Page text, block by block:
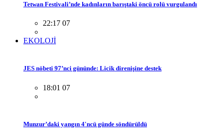
Tetwan Festivali’nde kadınların barıştaki öncü rolü vurgulandı
22:17 07
EKOLOJİ
JES nöbeti 97’nci gününde: Licik direnişine destek
18:01 07
Munzur’daki yangın 4'ncü günde söndürüldü